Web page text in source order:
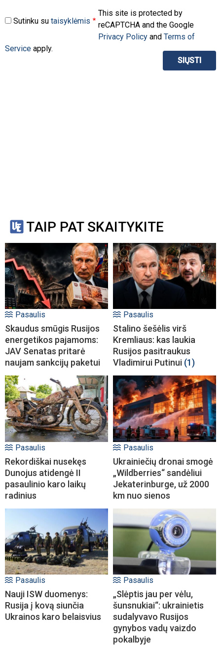
Sutinku su taisyklėmis
This site is protected by
reCAPTCHA and the Google
Privacy Policyand Terms of
Service apply.
TAIP PAT SKAITYKITE
Pasaulis
Skaudus smūgis Rusijos
energetikos pajamoms:
JAV Senatas pritarė
naujam sankcijų paketui
Pasaulis
Stalino šešėlis virš
Kremliaus: kas laukia
Rusijos pasitraukus
Vladimirui Putinui (1)
Pasaulis
Rekordiškai nusekęs
Dunojus atidengė II
pasaulinio karo laikų
radinius
Pasaulis
Ukrainiečių dronai smogė
„Wildberries“ sandėliui
Jekaterinburge, už 2000
km nuo sienos
Pasaulis
Nauji ISW duomenys:
Rusija į kovą siunčia
Ukrainos karo belaisvius
Pasaulis
„Slėptis jau per vėlu,
šunsnukiai“: ukrainietis
sudalyvavo Rusijos
gynybos vadų vaizdo
pokalbyje